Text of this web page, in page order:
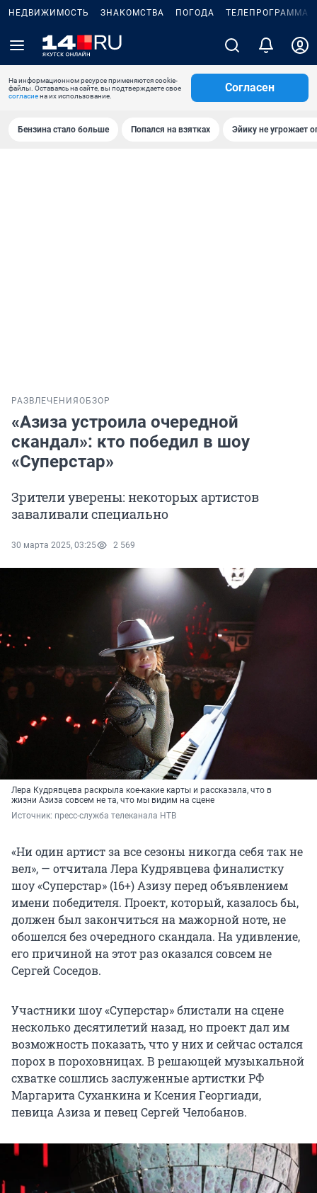
НЕДВИЖИМОСТЬ ЗНАКОМСТВА ПОГОДА ТЕЛЕПРОГРАММА
На информационном ресурсе применяются cookie-
файлы. Оставаясь на сайте, вы подтверждаете свое
согласиена их использование.
Согласен
Бензина стало больше Попался на взятках Эйику не угрожает
РАЗВЛЕЧЕНИЯ ОБЗОР
«Азиза устроила очередной
скандал»: кто победил в шоу
«Суперстар»
Зрители уверены: некоторых артистов
заваливали специально
30 марта 2025, 03:25 2 569
Лера Кудрявцева раскрыла кое-какие карты и рассказала, что в
жизни Азиза совсем не та, что мы видим на сцене
Источник: пресс-служба телеканала НТВ
«Ни один артист за все сезоны никогда себя так не
вел», — отчитала Лера Кудрявцева финалистку
шоу «Суперстар» (16+) Азизу перед объявлением
имени победителя. Проект, который, казалось бы,
должен был закончиться на мажорной ноте, не
обошелся без очередного скандала. На удивление,
его причиной на этот раз оказался совсем не
Сергей Соседов.
Участники шоу «Суперстар» блистали на сцене
несколько десятилетий назад, но проект дал им
возможность показать, что у них и сейчас остался
порох в пороховницах. В решающей музыкальной
схватке сошлись заслуженные артистки РФ
Маргарита Суханкина и Ксения Георгиади,
певица Азиза и певец Сергей Челобанов.